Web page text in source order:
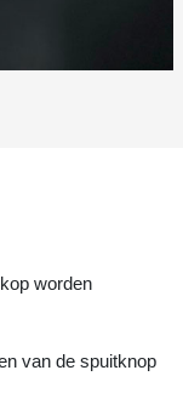
worden
van de spuitknop